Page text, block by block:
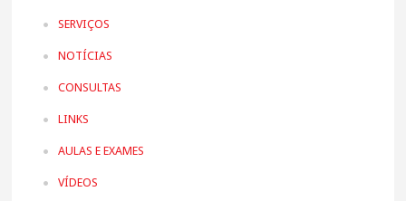
SERVIÇOS
NOTÍCIAS
CONSULTAS
LINKS
AULAS E EXAMES
VÍDEOS